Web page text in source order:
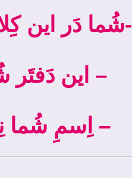
-شُما دَر این
– این
– اِسمِ شُما